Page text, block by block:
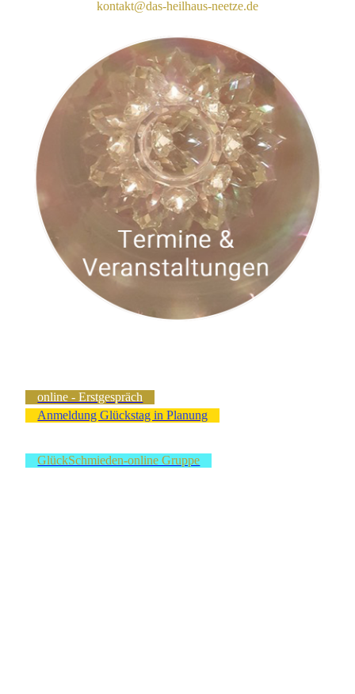
kontakt@das-heilhaus-neetze.de
online - Erstgespräch
Anmeldung Glückstag in Planung
GlückSchmieden-online Gruppe